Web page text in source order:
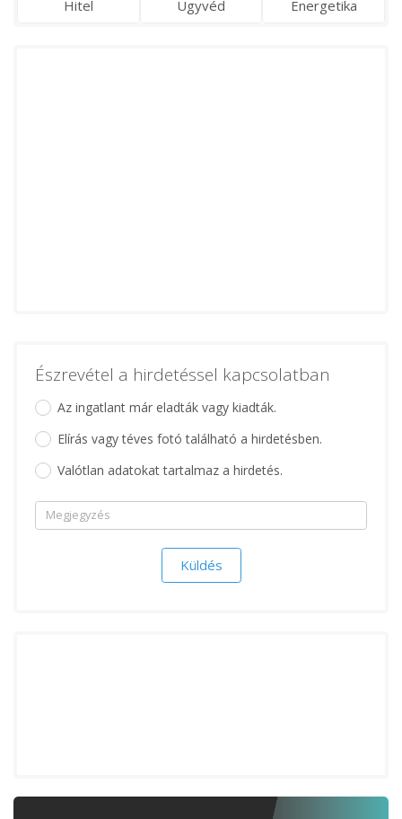
Hitel Ügyvéd Energetika
Észrevétel a hirdetéssel kapcsolatban
Az ingatlant már eladták vagy kiadták.
Elírás vagy téves fotó található a hirdetésben.
Valótlan adatokat tartalmaz a hirdetés.